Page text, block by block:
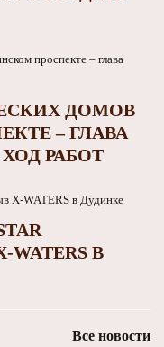
ДОМОВ
– ГЛАВА
РАБОТ
В
Все новости